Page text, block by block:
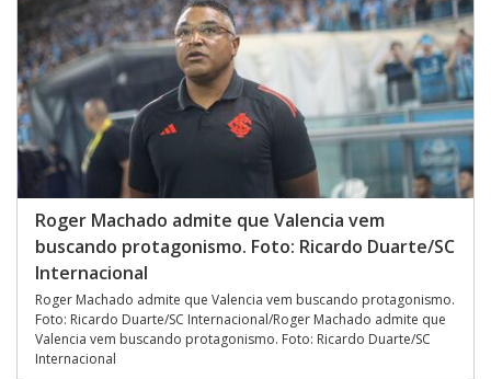
Roger Machado admite que Valencia vem
buscando protagonismo. Foto: Ricardo Duarte/SC
Internacional
Roger Machado admite que Valencia vem buscando protagonismo.
Foto: Ricardo Duarte/SC Internacional/Roger Machado admite que
Valencia vem buscando protagonismo. Foto: Ricardo Duarte/SC
Internacional